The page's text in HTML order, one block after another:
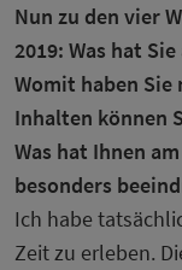
Nun zu den vier
2019: Was hat
Womit haben Sie
Inhalten können
Was hat Ihnen
besonders
Ich habe
Zeit zu erleben.